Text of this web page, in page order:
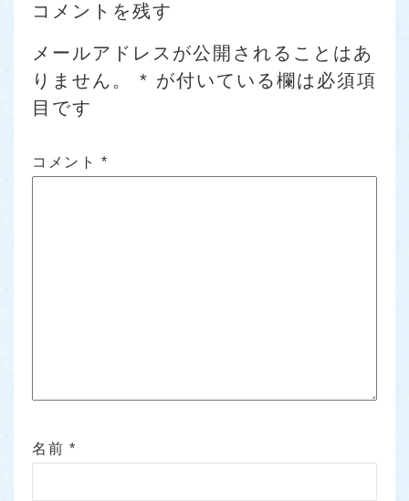
コメントを残す
メールアドレスが公開されることはあ
りません。
* が付いている欄は必須項
目です
コメント *
名前 *